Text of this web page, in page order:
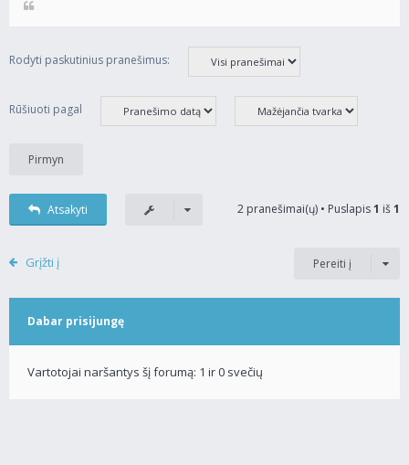
Rodyti paskutinius pranešimus:
Rūšiuoti pagal
Atsakyti 2 pranešimai(ų) • Puslapis1 iš1
Grįžti į Pereiti į
Dabar prisijungę
Vartotojai naršantys šį forumą: 1 ir 0 svečių